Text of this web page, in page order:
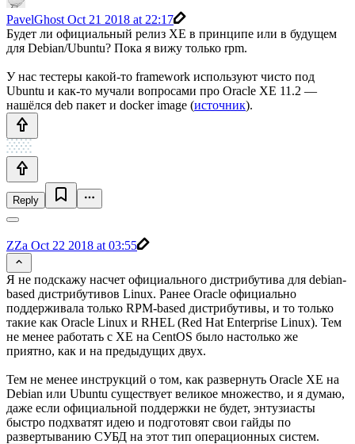
PavelGhost Oct 21 2018 at 22:17
Будет ли официальный релиз XE в принципе или в будущем
для Debian/Ubuntu? Пока я вижу только rpm.
У нас тестеры какой-то framework используют чисто под
Ubuntu и как-то мучали вопросами про Oracle XE 11.2 —
нашёлся deb пакет и docker image (источник).
Reply
ZZa Oct 22 2018 at 03:55
Я не подскажу насчет официального дистрибутива для debian-
based дистрибутивов Linux. Ранее Oracle официально
поддерживала только RPM-based дистрибутивы, и то только
такие как Oracle Linux и RHEL (Red Hat Enterprise Linux). Тем
не менее работать с XE на CentOS было настолько же
приятно, как и на предыдущих двух.
Тем не менее инструкций о том, как развернуть Oracle XE на
Debian или Ubuntu существует великое множество, и я думаю,
даже если официальной поддержки не будет, энтузиасты
быстро подхватят идею и подготовят свои гайды по
развертыванию СУБД на этот тип операционных систем.